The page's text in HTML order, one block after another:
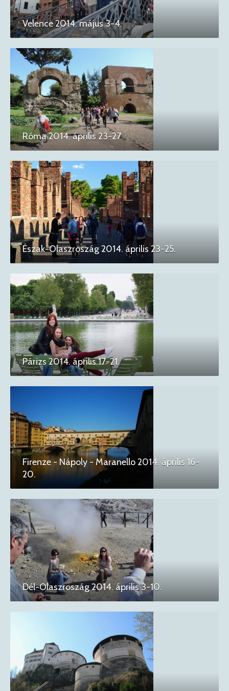
Velence 2014. május 3-4.
Róma 2014. április 23-27.
Észak-Olaszroszág 2014. április 23-25.
Párizs 2014. április 17-21.
Firenze - Nápoly - Maranello 2014. április 16-
20.
Dél-Olaszroszág 2014. április 3-10.